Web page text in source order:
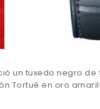
un tuxedo negro de
Tortué en oro